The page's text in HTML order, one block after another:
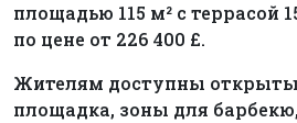
площадью 115 м² с террасой
по цене от 226 400 £.
Жителям доступны
площадка, зоны для